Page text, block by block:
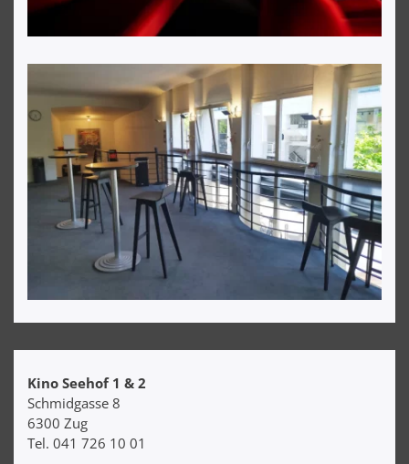
Kino Seehof 1 & 2
Schmidgasse 8
6300 Zug
Tel. 041 726 10 01